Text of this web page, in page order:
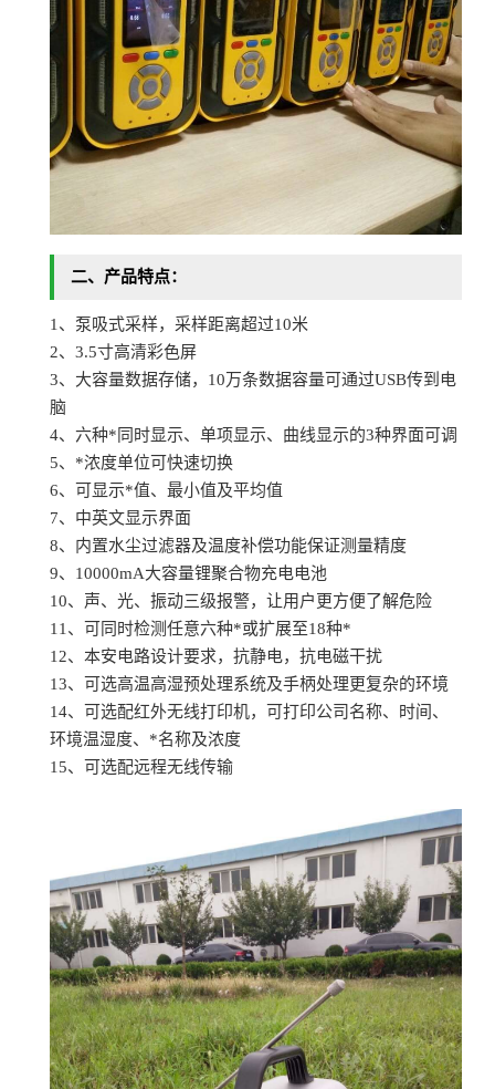
二、 产品特点：
1、泵吸式采样，采样距离超过10米
2、3.5寸高清彩色屏
3、大容量数据存储，10万条数据容量可通过USB传到电
脑
4、六种*同时显示、单项显示、曲线显示的3种界面可调
5、*浓度单位可快速切换
6、可显示*值、最小值及平均值
7、中英文显示界面
8、内置水尘过滤器及温度补偿功能保证测量精度
9、10000mA大容量锂聚合物充电电池
10、声、光、振动三级报警，让用户更方便了解危险
11、可同时检测任意六种*或扩展至18种*
12、本安电路设计要求，抗静电，抗电磁干扰
13、可选高温高湿预处理系统及手柄处理更复杂的环境
14、可选配红外无线打印机，可打印公司名称、时间、
环境温湿度、*名称及浓度
15、可选配远程无线传输